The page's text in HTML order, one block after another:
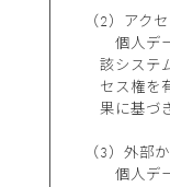
（2）アク
個人デ
該システ
セス権を
果に基づ
（3）外部
個人デ